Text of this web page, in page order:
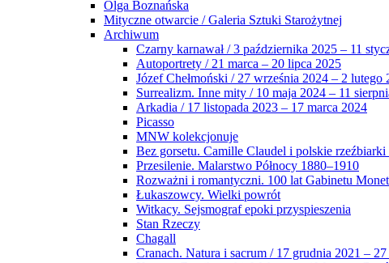
Olga Boznańska
Mityczne otwarcie / Galeria Sztuki Starożytnej
Archiwum
Czarny karnawał / 3 października 2025 – 11
Autoportrety / 21 marca – 20 lipca 2025
Józef Chełmoński / 27 września 2024 – 2 lutego
Surrealizm. Inne mity / 10 maja 2024 – 11
Arkadia / 17 listopada 2023 – 17 marca 2024
Picasso
MNW kolekcjonuje
Bez gorsetu. Camille Claudel i polskie
Przesilenie. Malarstwo Północy 1880–1910
Rozważni i romantyczni. 100 lat Gabinetu
Łukaszowcy. Wielki powrót
Witkacy. Sejsmograf epoki przyspieszenia
Stan Rzeczy
Chagall
Cranach. Natura i sacrum / 17 grudnia 2021 –